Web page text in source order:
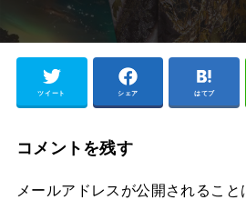
ツイート シェア はてブ
コメントを残す
メールアドレスが公開されること